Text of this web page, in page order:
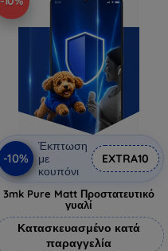
-10%
Έκπτωση
με
κουπόνι
EXTRA10
3mk Pure Matt Προστατευτικό
γυαλί
Κατασκευασμένο κατά
παραγγελία